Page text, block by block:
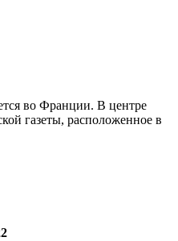
во Франции. В центре
газеты, расположенное в